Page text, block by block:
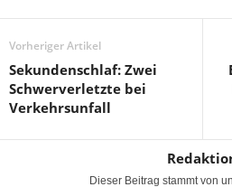
Vorheriger Artikel
Sekundenschlaf: Zwei
Schwerverletzte bei
Verkehrsunfall
Dieser Beitrag stammt von